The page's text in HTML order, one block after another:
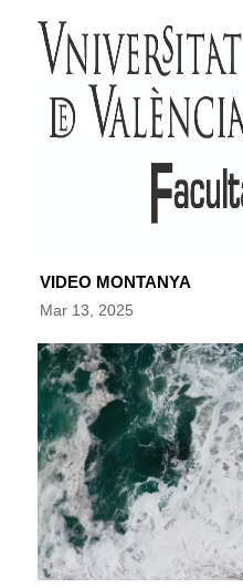
VIDEO MONTANYA
Mar 13, 2025